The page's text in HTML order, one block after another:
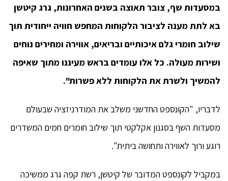
במסעדות שף, צובר תאוצה בשנים האחרונות, גרג קיטשן
בא לתת מענה לציבור הלקוחות המחפש חוויה ייחודית תוך
שילוב חומרי גלם איכותיים ובריאים, אווירה ומחירים נוחים
ושירות מעולה. כל אלו עומדים בראש מעיננו מתוך שאיפה
להמשיך ולשרת את הלקוחות ללא פשרות".
לדבריו, "הקונספט החדשני משלב את המודרניזציה שבעולם
מסעדות השף בסגנון אקלקטי תוך שילוב חומרים חמים המשדרים
רוגע ורוך לאווירה ותחושה ביתית".
במקביל לקונספט המדובר של קיטשן, רשת קפה גרג ממשיכה